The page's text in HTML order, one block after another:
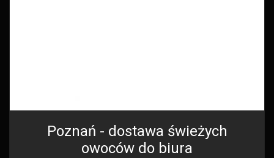
Poznań - dostawa świeżych
owoców do biura